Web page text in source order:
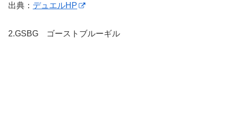
出典： デュエルHP
2.GSBG ゴーストブルーギル